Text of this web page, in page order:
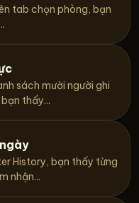
tab chọn phòng, bạn
sách mười người ghi
thấy...
History, bạn thấy từng
nhận...